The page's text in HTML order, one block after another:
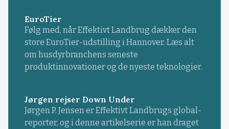
EuroTier
Følg med, når Effektivt Landbrug dækker den
store EuroTier-udstilling i Hannover. Læs alt
om husdyrbranchens seneste
produktinnovationer og de nyeste teknologier.
Jørgen rejser Down Under
Jørgen P. Jensen er Effektivt Landbrugs global-
reporter, og i denne artikelserie er han draget